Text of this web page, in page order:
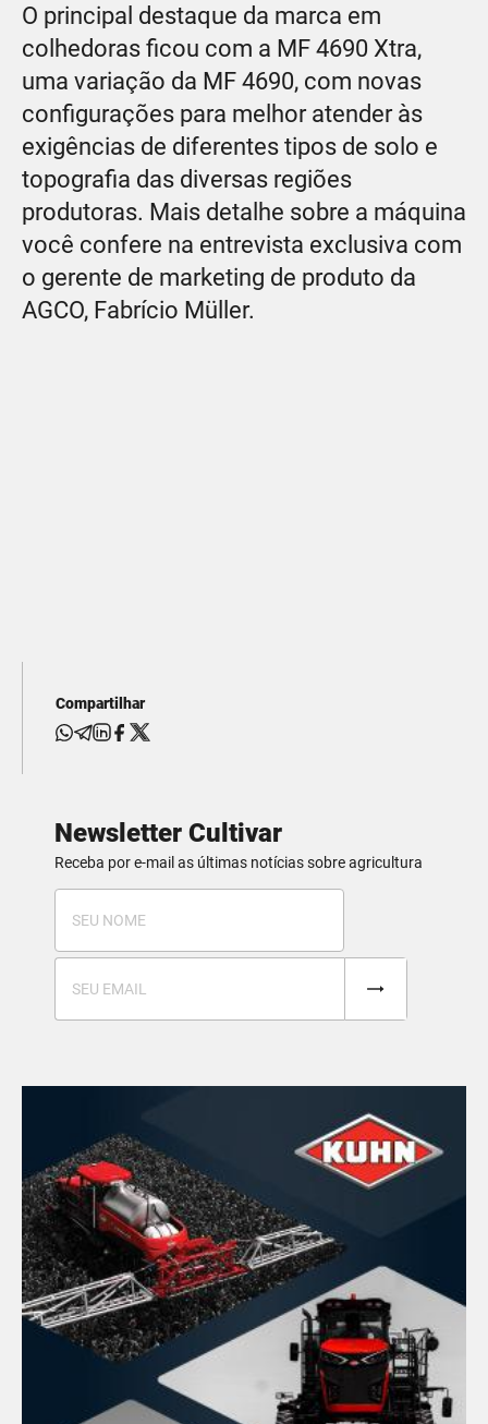
O principal destaque da marca em
colhedoras ficou com a MF 4690 Xtra,
uma variação da MF 4690, com novas
configurações para melhor atender às
exigências de diferentes tipos de solo e
topografia das diversas regiões
produtoras. Mais detalhe sobre a máquina
você confere na entrevista exclusiva com
o gerente de marketing de produto da
AGCO, Fabrício Müller.
Compartilhar
Newsletter Cultivar
Receba por e-mail as últimas notícias sobre agricultura